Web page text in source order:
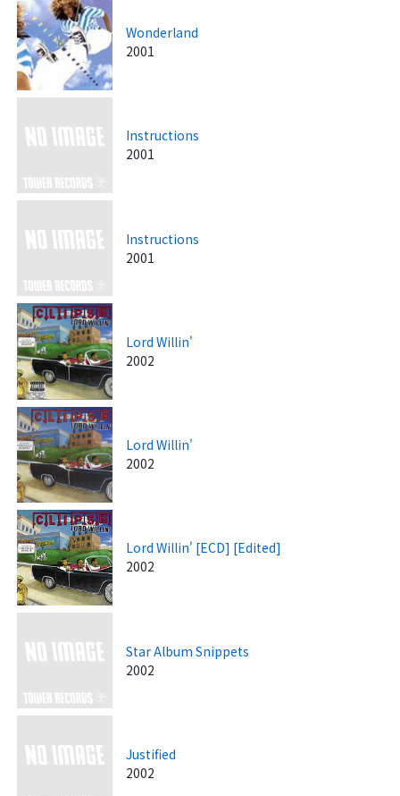
Wonderland
2001
Instructions
2001
Instructions
2001
Lord Willin'
2002
Lord Willin'
2002
Lord Willin' [ECD] [Edited]
2002
Star Album Snippets
2002
Justified
2002